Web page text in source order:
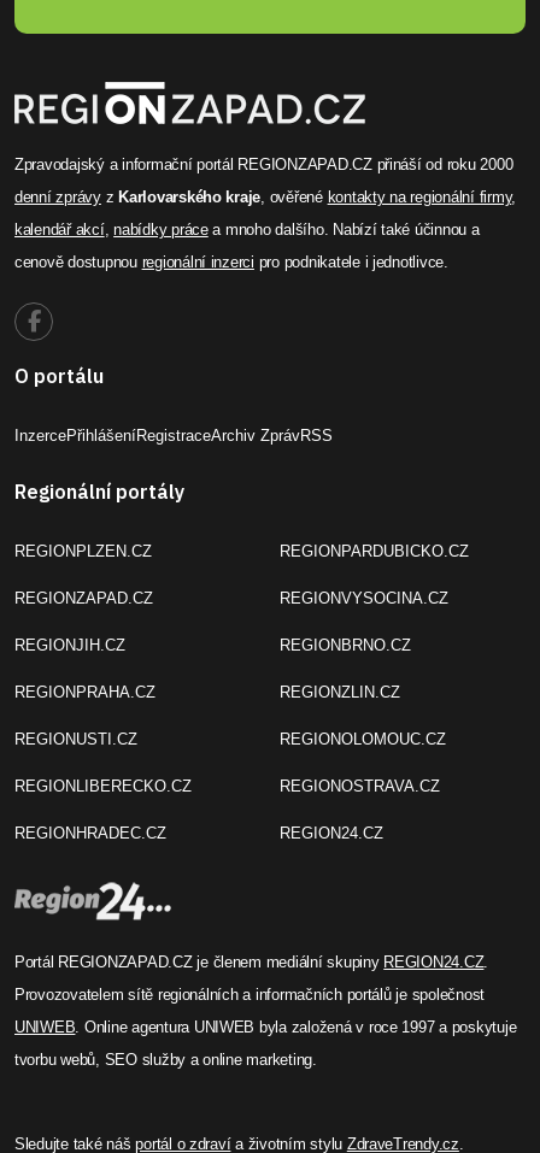
Zpravodajský a informační portál REGIONZAPAD.CZ přináší od roku 2000
denní zprávyz Karlovarského kraje, ověřené kontakty na regionální firmy,
kalendář akcí,nabídky prácea mnoho dalšího. Nabízí také účinnou a
cenově dostupnou regionální inzerci pro podnikatele i jednotlivce.
O portálu
InzercePřihlášeníRegistraceArchiv ZprávRSS
Regionální portály
REGIONPLZEN.CZ
REGIONZAPAD.CZ
REGIONJIH.CZ
REGIONPRAHA.CZ
REGIONUSTI.CZ
REGIONLIBERECKO.CZ
REGIONHRADEC.CZ
REGIONPARDUBICKO.CZ
REGIONVYSOCINA.CZ
REGIONBRNO.CZ
REGIONZLIN.CZ
REGIONOLOMOUC.CZ
REGIONOSTRAVA.CZ
REGION24.CZ
Portál REGIONZAPAD.CZ je členem mediální skupiny REGION24.CZ.
Provozovatelem sítě regionálních a informačních portálů je společnost
UNIWEB. Online agentura UNIWEB byla založená v roce 1997 a poskytuje
tvorbu webů, SEO služby a online marketing.
Sledujte také nášportál o zdravía životním stylu ZdraveTrendy.cz.